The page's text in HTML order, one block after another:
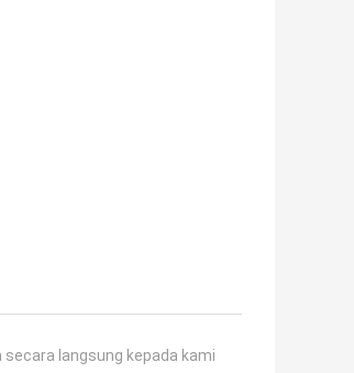
langsung kepada kami